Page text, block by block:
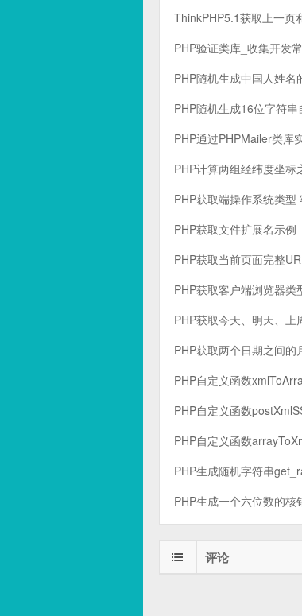
ThinkPHP5.1获取上一页
PHP验证类库_收集开发
PHP随机生成中国人姓名
PHP随机生成16位字符串
PHP通过PHPMailer类库
PHP计算两组经纬度坐标
PHP获取端操作系统类型
PHP获取文件扩展名示例
PHP获取当前页面完整
PHP获取客户端浏览器类
PHP获取今天、明天、
PHP获取两个日期之间的
PHP自定义函数
PHP自定义函数
PHP自定义函数
PHP生成随机字符串
PHP生成一个六位数的核
评论